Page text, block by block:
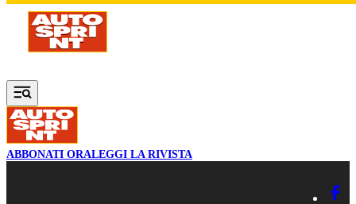
Vai al contenuto principale
ABBONATI ORALEGGI LA RIVISTA